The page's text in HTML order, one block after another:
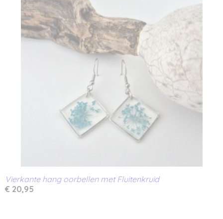
Vierkante hang oorbellen met Fluitenkruid
€ 20,95